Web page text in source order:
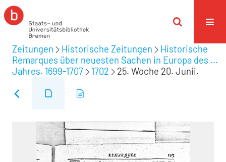
Zeitungen Historische Zeitungen
Historische
Remarques über neuesten Sachen in Europa des ...
Jahres. 1699-1707
1702 25. Woche 20. Junii.